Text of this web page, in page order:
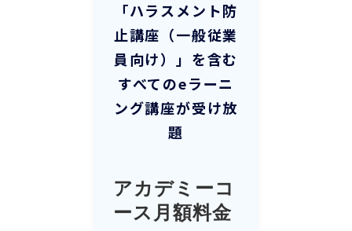
「ハラスメント防
止講座（一般従業
員向け）
」を含む
すべてのeラーニ
ング講座が受け放
題
アカデミーコ
ース月額料金